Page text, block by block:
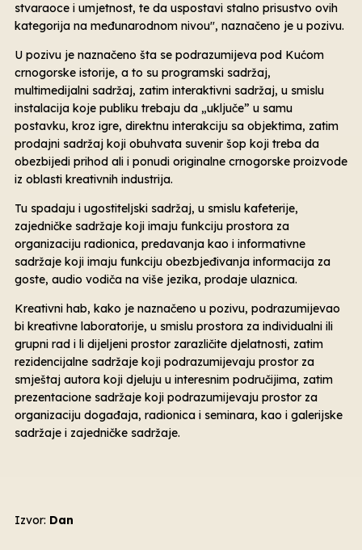
stvaraoce i umjetnost, te da uspostavi stalno prisustvo ovih
kategorija na međunarodnom nivou'', naznačeno je u pozivu.
U pozivu je naznačeno šta se podrazumijeva pod Kućom
crnogorske istorije, a to su programski sadržaj,
multimedijalni sadržaj, zatim interaktivni sadržaj, u smislu
instalacija koje publiku trebaju da „uključe” u samu
postavku, kroz igre, direktnu interakciju sa objektima, zatim
prodajni sadržaj koji obuhvata suvenir šop koji treba da
obezbijedi prihod ali i ponudi originalne crnogorske proizvode
iz oblasti kreativnih industrija.
Tu spadaju i ugostiteljski sadržaj, u smislu kafeterije,
zajedničke sadržaje koji imaju funkciju prostora za
organizaciju radionica, predavanja kao i informativne
sadržaje koji imaju funkciju obezbjeđivanja informacija za
goste, audio vodiča na više jezika, prodaje ulaznica.
Kreativni hab, kako je naznačeno u pozivu, podrazumijevao
bi kreativne laboratorije, u smislu prostora za individualni ili
grupni rad i li dijeljeni prostor zarazličite djelatnosti, zatim
rezidencijalne sadržaje koji podrazumijevaju prostor za
smještaj autora koji djeluju u interesnim područijima, zatim
prezentacione sadržaje koji podrazumijevaju prostor za
organizaciju događaja, radionica i seminara, kao i galerijske
sadržaje i zajedničke sadržaje.
Izvor: Dan